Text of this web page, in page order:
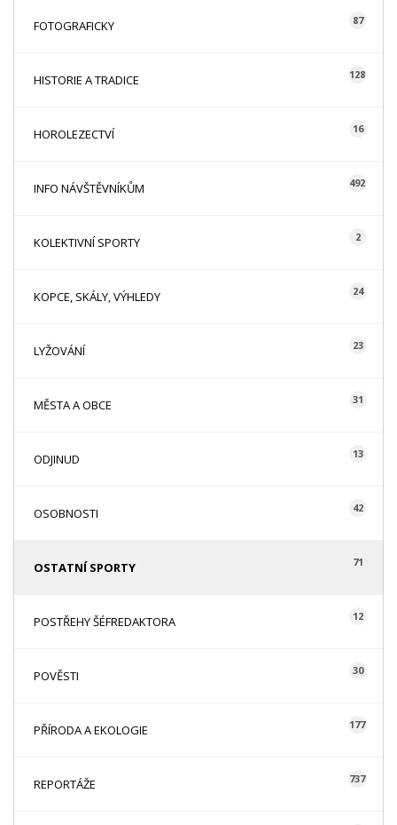
FOTOGRAFICKY 87
HISTORIE A TRADICE 128
HOROLEZECTVÍ 16
INFO NÁVŠTĚVNÍKŮM 492
KOLEKTIVNÍ SPORTY 2
KOPCE, SKÁLY, VÝHLEDY 24
LYŽOVÁNÍ 23
MĚSTA A OBCE 31
ODJINUD 13
OSOBNOSTI 42
OSTATNÍ SPORTY 71
POSTŘEHY ŠÉFREDAKTORA 12
POVĚSTI 30
PŘÍRODA A EKOLOGIE 177
REPORTÁŽE 737